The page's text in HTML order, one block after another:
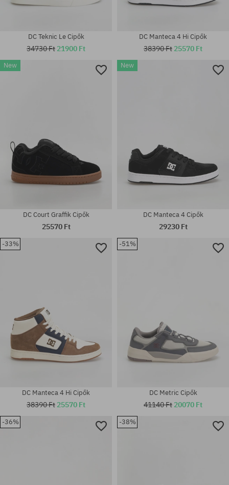
Elérhető méretek:
DC Teknic Le Cipők
34730 Ft 21900 Ft
DC Manteca 4 Hi Cipők
38390 Ft 25570 Ft
New
Elérhető méretek:
DC Court Graffik Cipők
25570 Ft
New
DC Manteca 4 Cipők
29230 Ft
-33%
DC Manteca 4 Hi Cipők
38390 Ft 25570 Ft
-51%
DC Metric Cipők
41140 Ft 20070 Ft
-36% -38%